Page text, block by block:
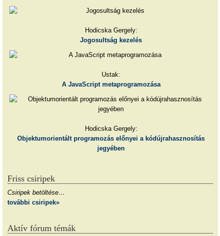
Hodicska Gergely:
Jogosultság kezelés
Ustak:
A JavaScript metaprogramozása
Hodicska Gergely:
Objektumorientált programozás előnyei a kódújrahasznosítás
jegyében
Friss csiripek
Csiripek betöltése…
további csiripek»
Aktív fórum témák